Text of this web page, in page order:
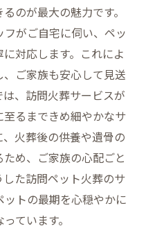
のが最大の魅力です。
がご自宅に伺い、ペッ
対応します。これによ
ご家族も安心して見送
、訪問火葬サービスが
るまできめ細やかなサ
火葬後の供養や遺骨の
め、ご家族の心配ごと
た訪問ペット火葬のサ
トの最期を心穏やかに
ています。